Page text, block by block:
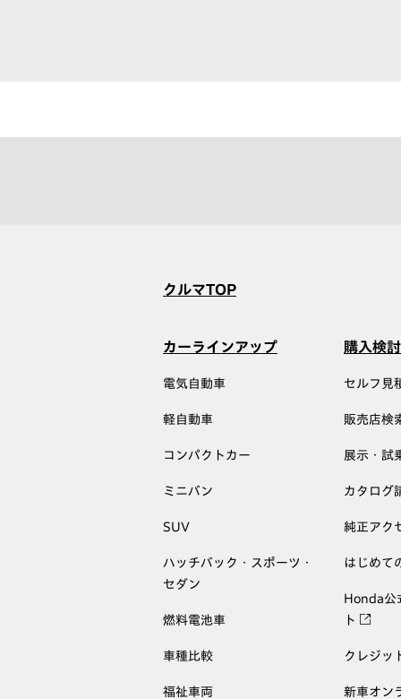
クルマTOP
カーラインアップ
電気自動車
軽自動車
コンパクトカー
ミニバン
SUV
ハッチバック・スポーツ・
セダン
燃料電池車
車種比較
福祉車両
購入検
セルフ見
販売店検
展示・試
カタログ
純正アク
はじめて
Honda公
ト
クレジッ
新車オン